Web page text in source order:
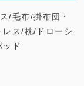
/毛布/掛布団・
ス/枕/ドローシ
ド